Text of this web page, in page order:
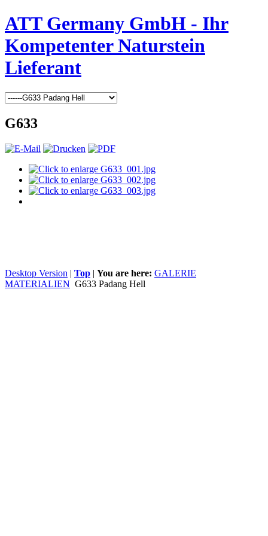
ATT Germany GmbH - Ihr
Kompetenter Naturstein
Lieferant
G633
Desktop Version | Top | You are here: GALERIE
MATERIALIEN G633 Padang Hell